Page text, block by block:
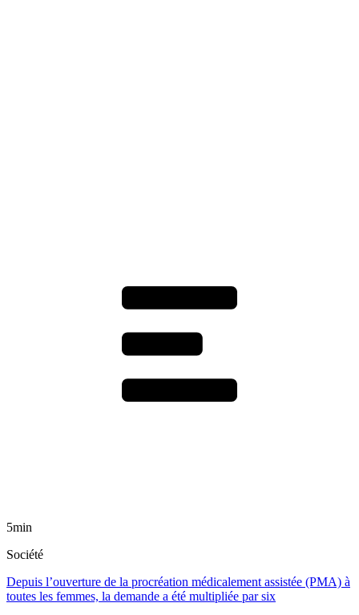
5min
Société
Depuis l’ouverture de la procréation médicalement assistée (PMA) à
toutes les femmes, la demande a été multipliée par six